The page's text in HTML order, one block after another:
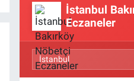
İstanbul
Eczaneler